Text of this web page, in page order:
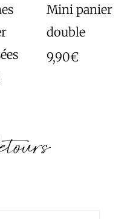
Mini panier
double
9,90€